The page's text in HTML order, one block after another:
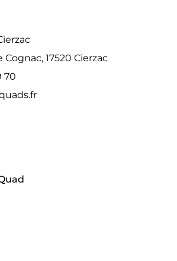
Cognac, 17520 Cierzac
70